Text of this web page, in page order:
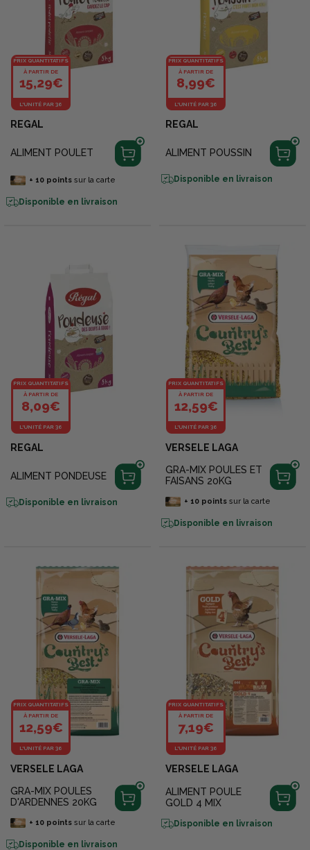
PRIX QUANTITATIFS
À PARTIR DE
15,29€
L'UNITÉ PAR 36
REGAL
ALIMENT POULET
+ 10pointssur la carte
Disponible en livraison
PRIX QUANTITATIFS
À PARTIR DE
8,99€
L'UNITÉ PAR 36
REGAL
ALIMENT POUSSIN
Disponible en livraison
PRIX QUANTITATIFS
À PARTIR DE
8,09€
L'UNITÉ PAR 36
REGAL
ALIMENT PONDEUSE
Disponible en livraison
PRIX QUANTITATIFS
À PARTIR DE
12,59€
L'UNITÉ PAR 36
VERSELE LAGA
GRA-MIX POULES ET
FAISANS 20KG
+ 10pointssur la carte
Disponible en livraison
PRIX QUANTITATIFS
À PARTIR DE
12,59€
L'UNITÉ PAR 36
VERSELE LAGA
GRA-MIX POULES
D'ARDENNES 20KG
+ 10pointssur la carte
Disponible en livraison
PRIX QUANTITATIFS
À PARTIR DE
7,19€
L'UNITÉ PAR 36
VERSELE LAGA
ALIMENT POULE
GOLD 4 MIX
Disponible en livraison